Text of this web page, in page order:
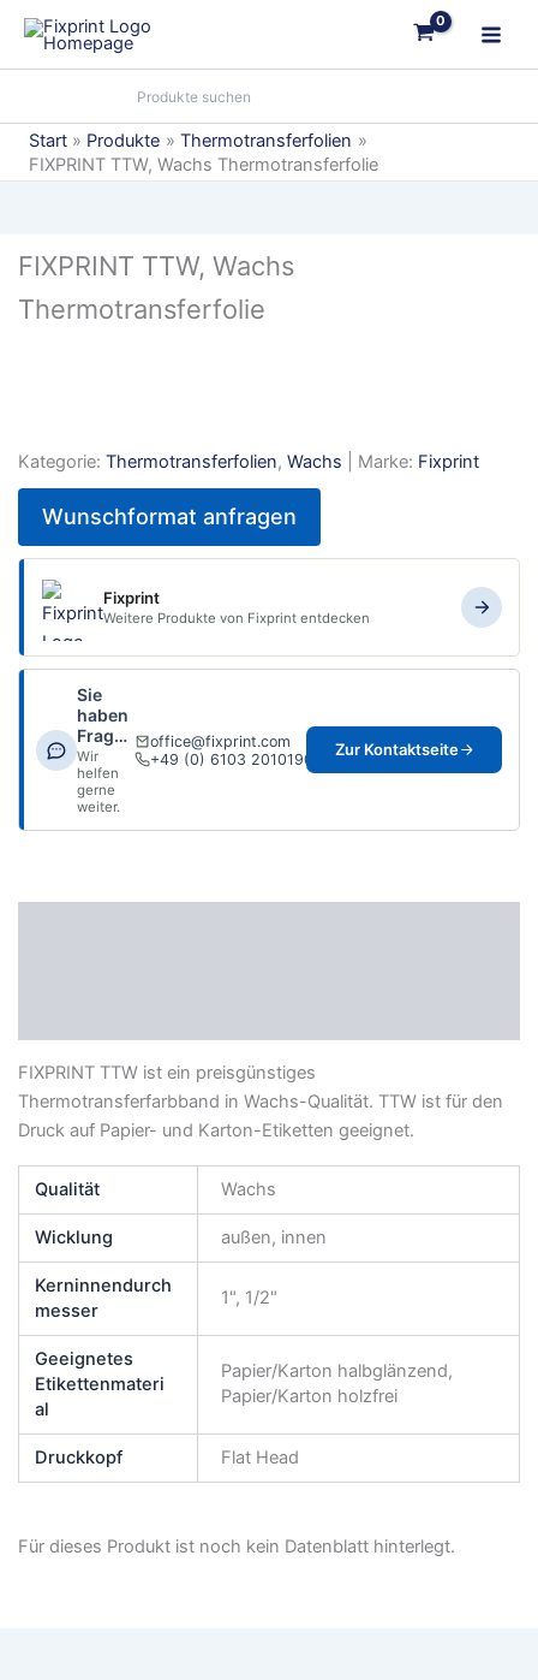
Zum
Inhalt
springen
Start Produkte
Thermotransferfolien
FIXPRINT TTW, Wachs Thermotransferfolie
FIXPRINT TTW, Wachs
Thermotransferfolie
Kategorie: Thermotransferfolien, Wachs | Marke: Fixprint
Wunschformat anfragen
Fixprint
Weitere Produkte von Fixprint entdecken
Sie
haben
Fragen?
Wir
helfen
gerne
weiter.
office@fixprint.com
+49 (0) 6103 2010190
Zur Kontaktseite
FIXPRINT TTW ist ein preisgünstiges
Thermotransferfarbband in Wachs-Qualität. TTW ist für den
Druck auf Papier- und Karton-Etiketten geeignet.
Qualität Wachs
Wicklung außen, innen
Kerninnendurch
messer
1", 1/2"
Geeignetes
Etikettenmateri
al
Papier/Karton halbglänzend,
Papier/Karton holzfrei
Druckkopf Flat Head
Für dieses Produkt ist noch kein Datenblatt hinterlegt.